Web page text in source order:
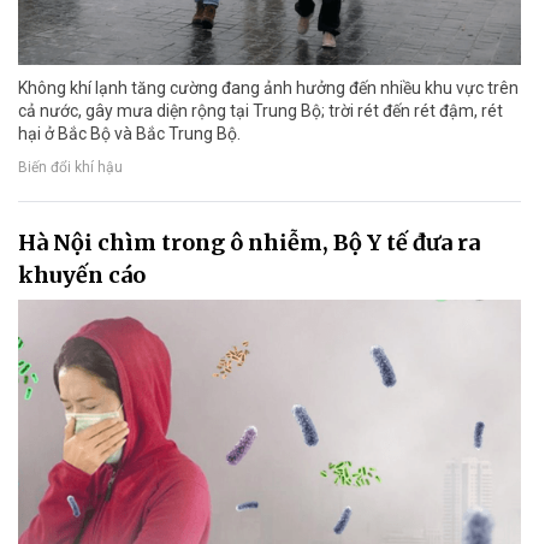
Không khí lạnh tăng cường đang ảnh hưởng đến nhiều khu vực trên
cả nước, gây mưa diện rộng tại Trung Bộ; trời rét đến rét đậm, rét
hại ở Bắc Bộ và Bắc Trung Bộ.
Biến đổi khí hậu
Hà Nội chìm trong ô nhiễm, Bộ Y tế đưa ra
khuyến cáo